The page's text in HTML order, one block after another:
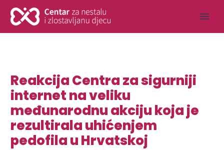
Reakcija Centra za sigurniji
internet na veliku
međunarodnu akciju koja je
rezultirala uhićenjem
pedofila u Hrvatskoj